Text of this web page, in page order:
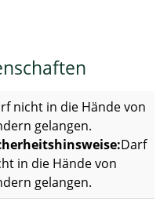
nicht in die Hände von
gelangen.
Darf
in die Hände von
gelangen.